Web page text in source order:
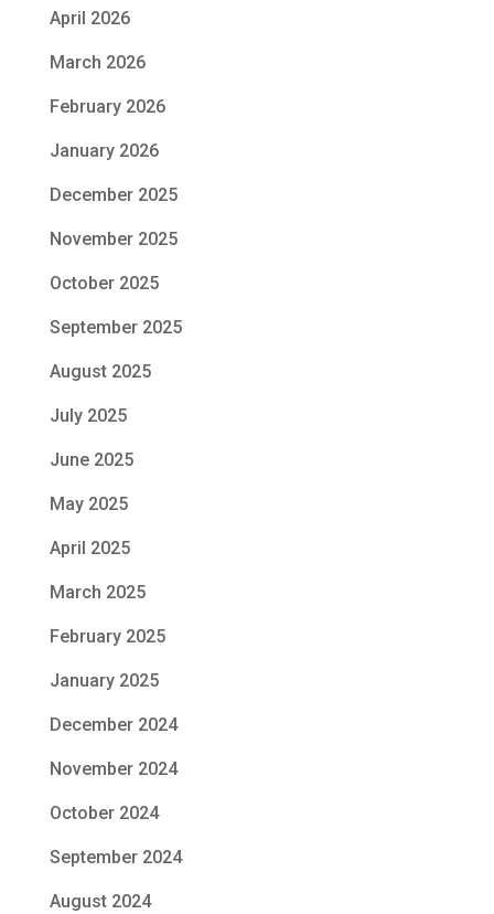
April 2026
March 2026
February 2026
January 2026
December 2025
November 2025
October 2025
September 2025
August 2025
July 2025
June 2025
May 2025
April 2025
March 2025
February 2025
January 2025
December 2024
November 2024
October 2024
September 2024
August 2024